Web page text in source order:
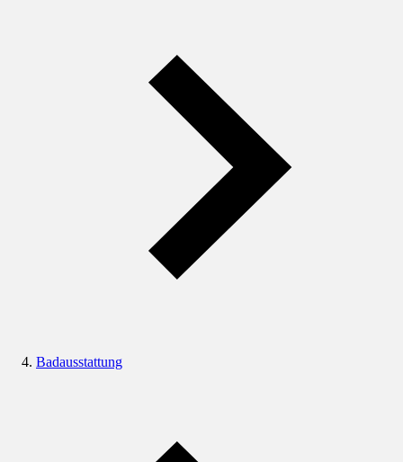
Badausstattung